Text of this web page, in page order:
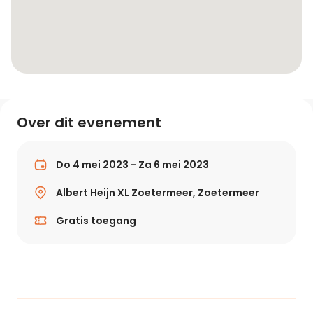
Over dit evenement
Do 4 mei 2023 - Za 6 mei 2023
Albert Heijn XL Zoetermeer, Zoetermeer
Gratis toegang